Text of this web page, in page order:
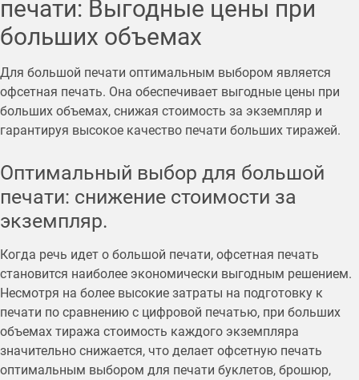
печати: Выгодные цены при
больших объемах
Для большой печати оптимальным выбором является
офсетная печать. Она обеспечивает выгодные цены при
больших объемах, снижая стоимость за экземпляр и
гарантируя высокое качество печати больших тиражей.
Оптимальный выбор для большой
печати: снижение стоимости за
экземпляр.
Когда речь идет о большой печати, офсетная печать
становится наиболее экономически выгодным решением.
Несмотря на более высокие затраты на подготовку к
печати по сравнению с цифровой печатью, при больших
объемах тиража стоимость каждого экземпляра
значительно снижается, что делает офсетную печать
оптимальным выбором для печати буклетов, брошюр,